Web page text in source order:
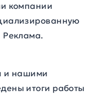
компании
Реклама.
и нашими
итоги работы